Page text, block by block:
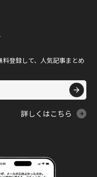
登録して、人気記事まとめ
詳しくはこちら